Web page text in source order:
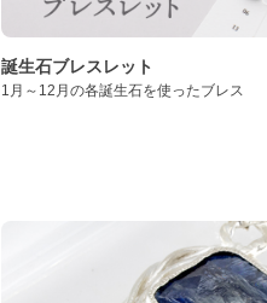
誕生石ブレスレット
1月～12月の各誕生石を使ったブレス